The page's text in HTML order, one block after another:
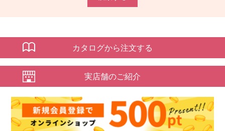
カタログから注文する
実店舗のご紹介